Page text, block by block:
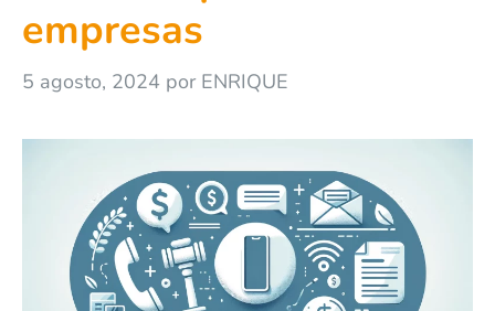
empresas
5 agosto, 2024 por ENRIQUE